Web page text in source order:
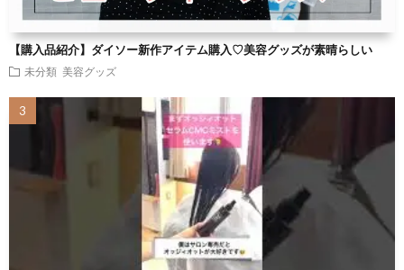
【購入品紹介】ダイソー新作アイテム購入♡美容グッズが素晴らしい
未分類 美容グッズ